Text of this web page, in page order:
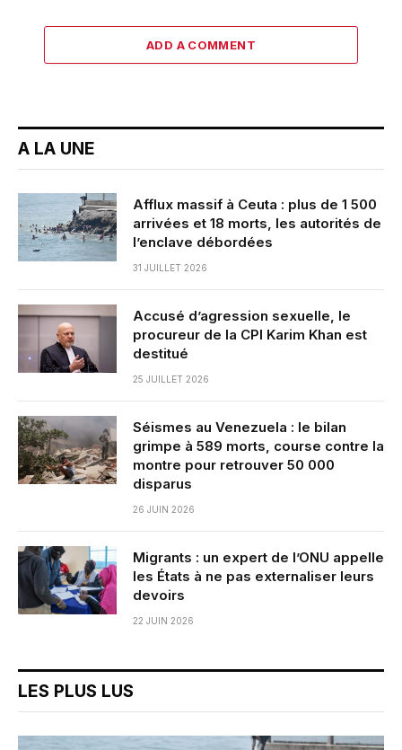
ADD A COMMENT
A LA UNE
Afflux massif à Ceuta : plus de 1 500
arrivées et 18 morts, les autorités de
l’enclave débordées
31 JUILLET 2026
Accusé d’agression sexuelle, le
procureur de la CPI Karim Khan est
destitué
25 JUILLET 2026
Séismes au Venezuela : le bilan
grimpe à 589 morts, course contre la
montre pour retrouver 50 000
disparus
26 JUIN 2026
Migrants : un expert de l’ONU appelle
les États à ne pas externaliser leurs
devoirs
22 JUIN 2026
LES PLUS LUS